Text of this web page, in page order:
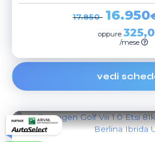
17.850 16.950
oppure
/mese
vedi